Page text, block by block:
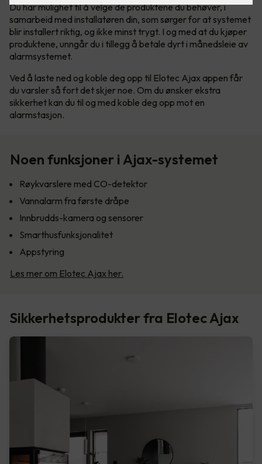
Du har mulighet til å velge de produktene du behøver, i
samarbeid med installatøren din, som sørger for at systemet
blir installert riktig, og ikke minst trygt. I og med at du kjøper
produktene, unngår du i tillegg å betale dyrt i månedsleie av
alarmsystemet.
Ved å laste ned og koble deg opp til Elotec Ajax appen får
du varsler så fort det skjer noe. Om du ønsker ekstra
sikkerhet kan du til og med koble deg opp mot en
alarmstasjon.
Noen funksjoner i Ajax-systemet
Røykvarslere med CO-detektor
Vannalarm fra første dråpe
Innbrudds-kamera og sensorer
Smarthusfunksjonalitet
Appstyring
Les mer om Elotec Ajax her.
Sikkerhetsprodukter fra Elotec Ajax